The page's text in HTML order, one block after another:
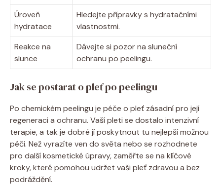
Úroveň
hydratace
Hledejte přípravky s hydratačními
vlastnostmi.
Reakce na
slunce
Dávejte si pozor na sluneční
ochranu po peelingu.
Jak se postarat o pleť po peelingu
Po chemickém peelingu je péče o pleť zásadní pro její
regeneraci a ochranu. Vaší pleti se dostalo intenzivní
terapie, a tak je dobré jí poskytnout tu nejlepší možnou
péči. Než vyrazíte ven do světa nebo se rozhodnete
pro další kosmetické úpravy, zaměřte se na klíčové
kroky, které pomohou udržet vaši pleť zdravou a bez
podráždění.